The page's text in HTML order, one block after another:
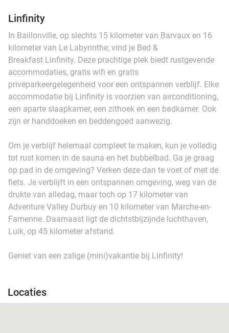
Linfinity
In Baillonville, op slechts 15 kilometer van Barvaux en 16
kilometer van Le Labyrinthe, vind je Bed &
Breakfast Linfinity. Deze prachtige plek biedt rustgevende
accommodaties, gratis wifi en gratis
privéparkeergelegenheid voor een ontspannen verblijf. Elke
accommodatie bij Linfinity is voorzien van airconditioning,
een aparte slaapkamer, een zithoek en een badkamer. Ook
zijn er handdoeken en beddengoed aanwezig.
Om je verblijf helemaal compleet te maken, kun je volledig
tot rust komen in de sauna en het bubbelbad. Ga je graag
op pad in de omgeving? Verken deze dan te voet of met de
fiets. Je verblijft in een ontspannen omgeving, weg van de
drukte van alledag, maar toch op 17 kilometer van
Adventure Valley Durbuy en 10 kilometer van Marche-en-
Famenne. Daarnaast ligt de dichtstbijzijnde luchthaven,
Luik, op 45 kilometer afstand.
Geniet van een zalige (mini)vakantie bij Linfinity!
Locaties